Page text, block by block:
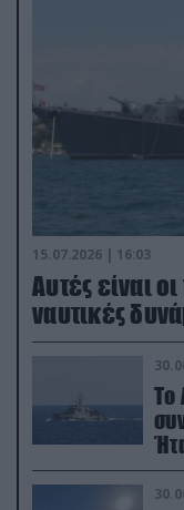
15.07.2026 | 16:03
Aυτές είναι
ναυτικές
Το